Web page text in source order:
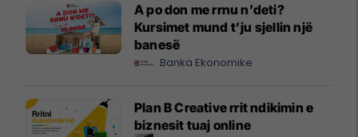
A po don me rrnu n’deti?
Kursimet mund t’ju sjellin një
banesë
Banka Ekonomike
Plan B Creative rrit ndikimin e
biznesit tuaj online